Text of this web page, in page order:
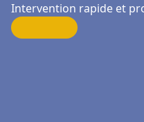
Intervention rapide et